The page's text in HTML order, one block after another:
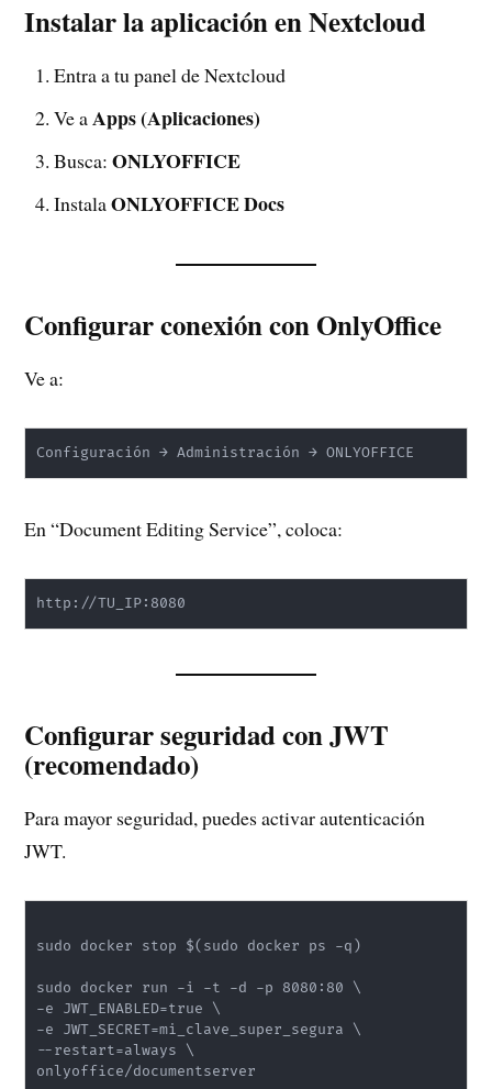
Instalar la aplicación en Nextcloud
Entra a tu panel de Nextcloud
Ve aApps (Aplicaciones)
Busca:ONLYOFFICE
InstalaONLYOFFICE Docs
Configurar conexión con OnlyOffice
Ve a:
Configuración → Administración → ONLYOFFICE
En “Document Editing Service”, coloca:
http://TU_IP:8080
Configurar seguridad con JWT
(recomendado)
Para mayor seguridad, puedes activar autenticación
JWT.
sudo docker stop $(sudo docker ps -q)
sudo docker run -i -t -d -p 8080:80 \
-e JWT_ENABLED=true \
-e JWT_SECRET=mi_clave_super_segura \
--restart=always \
onlyoffice/documentserver